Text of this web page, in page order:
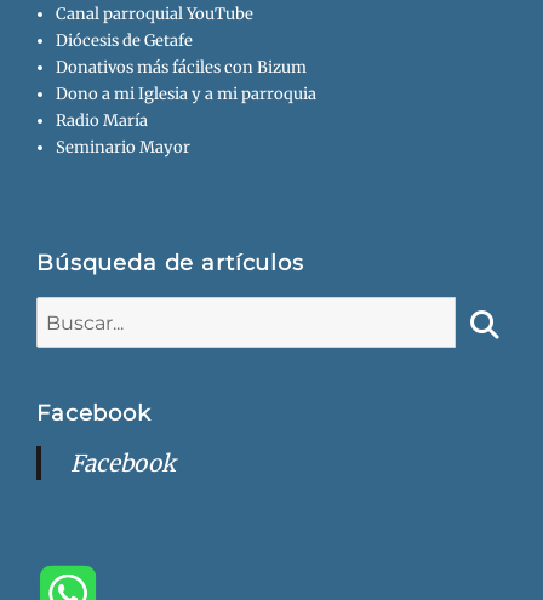
Canal parroquial YouTube
Diócesis de Getafe
Donativos más fáciles con Bizum
Dono a mi Iglesia y a mi parroquia
Radio María
Seminario Mayor
Búsqueda de artículos
Facebook
Facebook